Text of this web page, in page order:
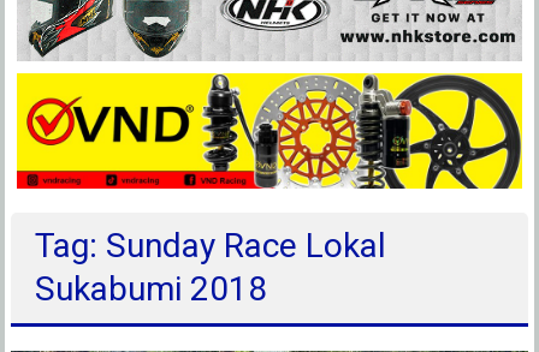
Tag: Sunday Race Lokal
Sukabumi 2018